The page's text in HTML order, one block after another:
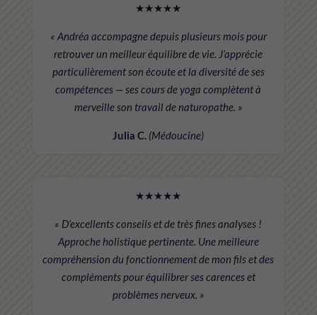
★★★★★
« Andréa accompagne depuis plusieurs mois pour
retrouver un meilleur équilibre de vie. J’apprécie
particulièrement son écoute et la diversité de ses
compétences — ses cours de yoga complètent à
merveille son travail de naturopathe. »
Julia C. (Médoucine)
★★★★★
« D’excellents conseils et de très fines analyses !
Approche holistique pertinente. Une meilleure
compréhension du fonctionnement de mon fils et des
compléments pour équilibrer ses carences et
problèmes nerveux. »